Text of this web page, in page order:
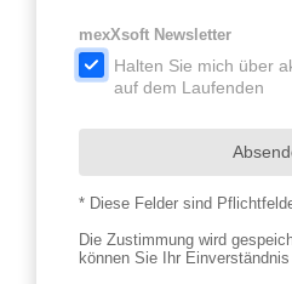
mexXsoft Newsletter
Halten Sie mich über
auf dem Laufenden
* Diese Felder sind
Die Zustimmung wird
können Sie Ihr